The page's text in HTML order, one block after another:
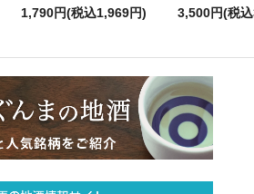
1,790円(税込1,969円)
3,500円(税